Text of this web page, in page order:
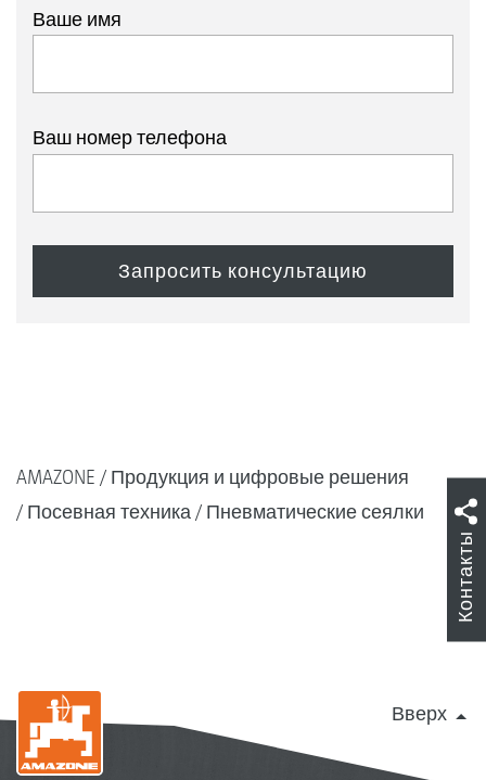
Ваше имя
Ваш номер телефона
AMAZONE
Продукция и цифровые решения
Посевная техника
Пневматические сеялки
Вверх
Контакты